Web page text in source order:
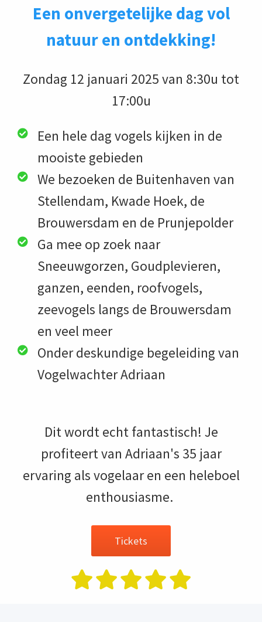
Een onvergetelijke dag vol
natuur en ontdekking!
Zondag 12 januari 2025 van 8:30u tot
17:00u
Een hele dag vogels kijken in de
mooiste gebieden
We bezoeken de Buitenhaven van
Stellendam, Kwade Hoek, de
Brouwersdam en de Prunjepolder
Ga mee op zoek naar
Sneeuwgorzen, Goudplevieren,
ganzen, eenden, roofvogels,
zeevogels langs de Brouwersdam
en veel meer
Onder deskundige begeleiding van
Vogelwachter Adriaan
Dit wordt echt fantastisch! Je
profiteert van Adriaan's 35 jaar
ervaring als vogelaar en een heleboel
enthousiasme.
Tickets